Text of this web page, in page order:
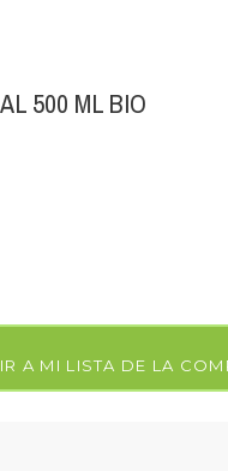
500 ML BIO
A MI LISTA DE LA